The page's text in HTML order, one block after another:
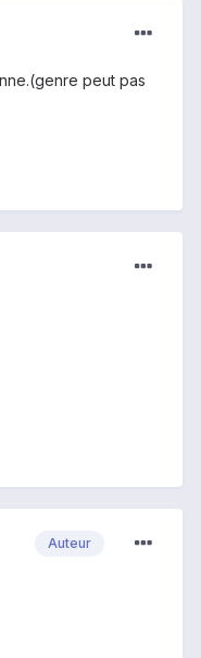
peut pas
Auteur